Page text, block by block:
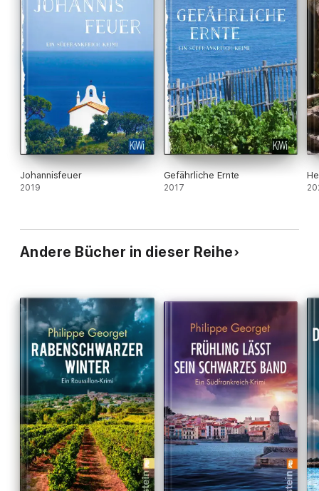
Johannisfeuer
2019
Gefährliche Ernte
2017
Andere Bücher in dieser Reihe